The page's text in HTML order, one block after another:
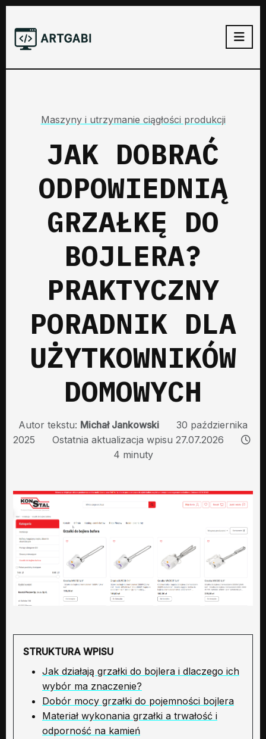
Maszyny i utrzymanie ciągłości produkcji
JAK DOBRAĆ
ODPOWIEDNIĄ
GRZAŁKĘ DO
BOJLERA?
PRAKTYCZNY
PORADNIK DLA
UŻYTKOWNIKÓW
DOMOWYCH
Autor tekstu: Michał Jankowski
30 października
2025
Ostatnia aktualizacja wpisu 27.07.2026
4 minuty
STRUKTURA WPISU
Jak działają grzałki do bojlera i dlaczego ich
wybór ma znaczenie?
Dobór mocy grzałki do pojemności bojlera
Materiał wykonania grzałki a trwałość i
odporność na kamień